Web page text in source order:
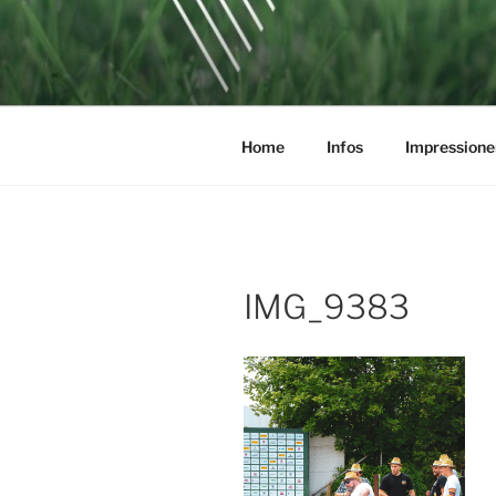
Zum
Inhalt
springen
Home Infos
IMG_9383